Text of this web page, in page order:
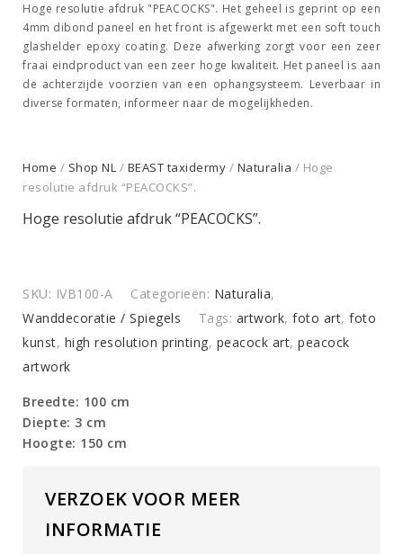
Hoge resolutie afdruk "PEACOCKS". Het geheel is geprint op een
4mm dibond paneel en het front is afgewerkt met een soft touch
glashelder epoxy coating. Deze afwerking zorgt voor een zeer
fraai eindproduct van een zeer hoge kwaliteit. Het paneel is aan
de achterzijde voorzien van een ophangsysteem. Leverbaar in
diverse formaten, informeer naar de mogelijkheden.
Home / Shop NL / BEAST taxidermy / Naturalia / Hoge
resolutie afdruk “PEACOCKS”.
Hoge resolutie afdruk “PEACOCKS”.
SKU: IVB100-A Categorieën: Naturalia,
Wanddecoratie / Spiegels
Tags: artwork, foto art, foto
kunst, high resolution printing, peacock art, peacock
artwork
Breedte: 100 cm
Diepte: 3 cm
Hoogte: 150 cm
VERZOEK VOOR MEER
INFORMATIE